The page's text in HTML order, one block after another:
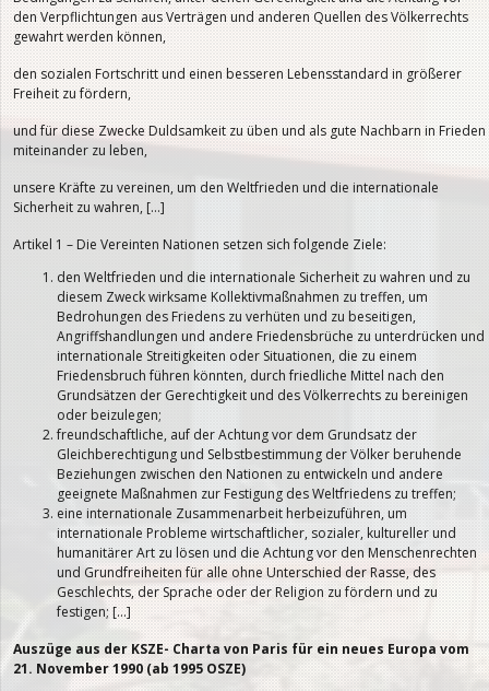
den Verpflichtungen aus Verträgen und anderen Quellen des Völkerrechts
gewahrt werden können,
den sozialen Fortschritt und einen besseren Lebensstandard in größerer
Freiheit zu fördern,
und für diese Zwecke Duldsamkeit zu üben und als gute Nachbarn in Frieden
miteinander zu leben,
unsere Kräfte zu vereinen, um den Weltfrieden und die internationale
Sicherheit zu wahren, […]
Artikel 1 – Die Vereinten Nationen setzen sich folgende Ziele:
den Weltfrieden und die internationale Sicherheit zu wahren und zu
diesem Zweck wirksame Kollektivmaßnahmen zu treffen, um
Bedrohungen des Friedens zu verhüten und zu beseitigen,
Angriffshandlungen und andere Friedensbrüche zu unterdrücken und
internationale Streitigkeiten oder Situationen, die zu einem
Friedensbruch führen könnten, durch friedliche Mittel nach den
Grundsätzen der Gerechtigkeit und des Völkerrechts zu bereinigen
oder beizulegen;
freundschaftliche, auf der Achtung vor dem Grundsatz der
Gleichberechtigung und Selbstbestimmung der Völker beruhende
Beziehungen zwischen den Nationen zu entwickeln und andere
geeignete Maßnahmen zur Festigung des Weltfriedens zu treffen;
eine internationale Zusammenarbeit herbeizuführen, um
internationale Probleme wirtschaftlicher, sozialer, kultureller und
humanitärer Art zu lösen und die Achtung vor den Menschenrechten
und Grundfreiheiten für alle ohne Unterschied der Rasse, des
Geschlechts, der Sprache oder der Religion zu fördern und zu
festigen; […]
Auszüge aus der KSZE- Charta von Paris für ein neues Europa vom
21. November 1990 (ab 1995 OSZE)